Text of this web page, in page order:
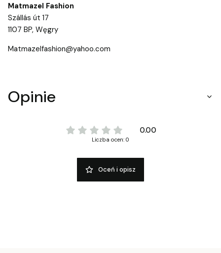
Matmazel Fashion
Szállás út 17
1107 BP, Węgry
Matmazelfashion@yahoo.com
Opinie
0.00
Liczba ocen: 0
Oceń i opisz